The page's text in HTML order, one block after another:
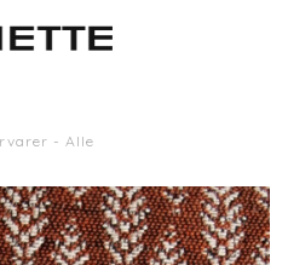
- Alle